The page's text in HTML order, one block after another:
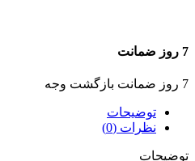
7 روز ضمانت
7 روز ضمانت بازگشت وجه
توضیحات
نظرات (0)
توضیحات